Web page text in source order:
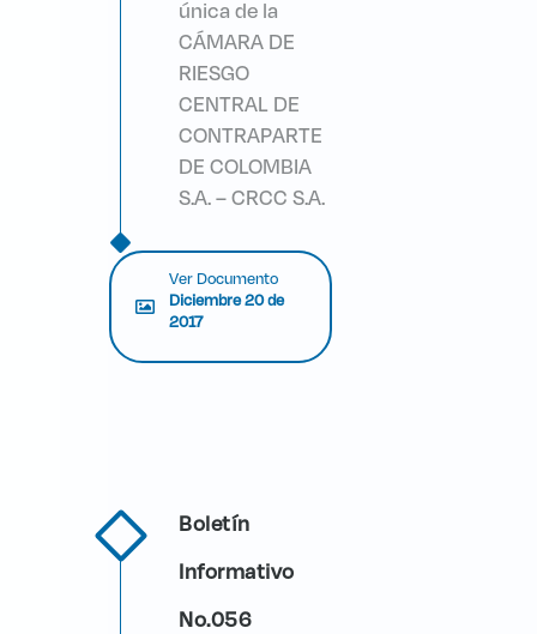
única de la
CÁMARA DE
RIESGO
CENTRAL DE
CONTRAPARTE
DE COLOMBIA
S.A. – CRCC S.A.
Ver Documento
Diciembre 20 de
2017
Boletín
Informativo
No.056